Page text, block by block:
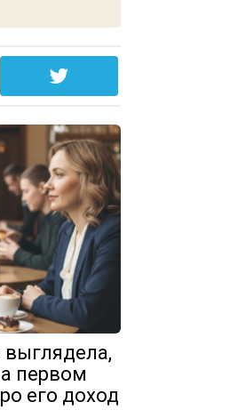
первом
его доход